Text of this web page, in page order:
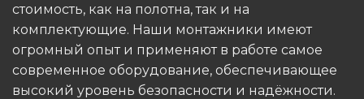
стоимость, как на полотна, так и на
комплектующие. Наши монтажники имеют
огромный опыт и применяют в работе самое
современное оборудование, обеспечивающее
высокий уровень безопасности и надёжности.